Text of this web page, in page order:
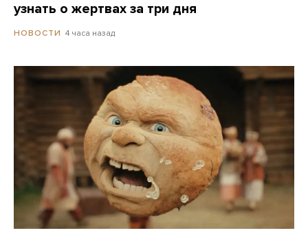
узнать о жертвах за три дня
НОВОСТИ 4 часа назад